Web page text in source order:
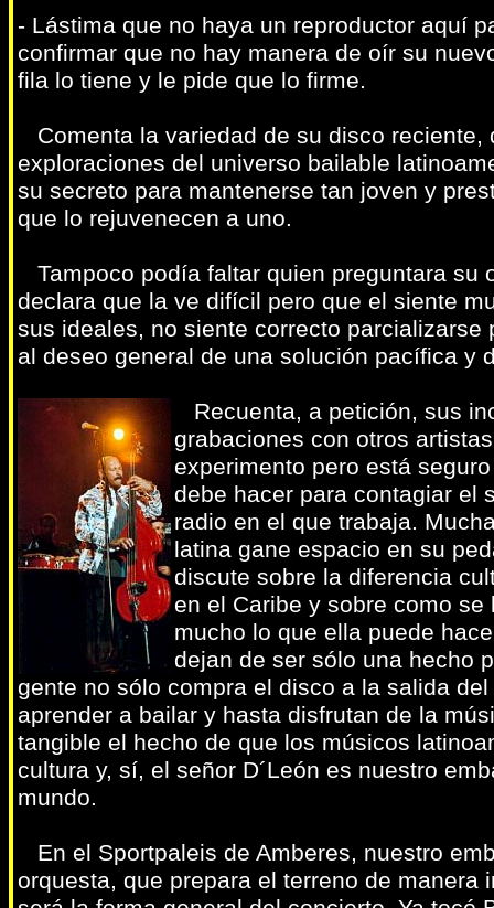
- Lástima que no haya un reproductor aquí
confirmar que no hay manera de oír su
fila lo tiene y le pide que lo firme.
Comenta la variedad de su disco
exploraciones del universo bailable
su secreto para mantenerse tan joven y
que lo rejuvenecen a uno.
Tampoco podía faltar quien preguntara su
declara que la ve difícil pero que el siente
sus ideales, no siente correcto
al deseo general de una solución pacífica y
Recuenta, a petición, sus
grabaciones con otros
experimento pero está
debe hacer para contagiar el
radio en el que trabaja.
latina gane espacio en su
discute sobre la diferencia
en el Caribe y sobre como
mucho lo que ella puede
dejan de ser sólo una hecho
gente no sólo compra el disco a la salida
aprender a bailar y hasta disfrutan de la
tangible el hecho de que los músicos
cultura y, sí, el señor D´León es nuestro
mundo.
En el Sportpaleis de Amberes, nuestro
orquesta, que prepara el terreno de manera